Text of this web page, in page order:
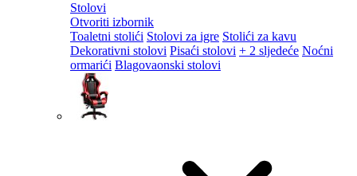
Stolovi
Otvoriti izbornik
Toaletni stolići Stolovi za igre Stolići za kavu
Dekorativni stolovi Pisaći stolovi + 2 sljedeće Noćni
ormarići Blagovaonski stolovi